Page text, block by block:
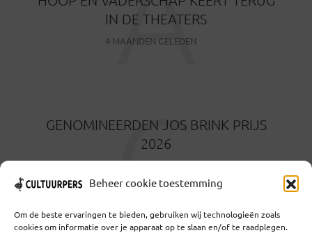
Beheer cookie toestemming
Om de beste ervaringen te bieden, gebruiken wij technologieën zoals
cookies om informatie over je apparaat op te slaan en/of te raadplegen.
IN DE THEATERS
4 MAANDEN GELEDEN
GENOMINEERDEN JOS BRINK PRIJS
2026
G